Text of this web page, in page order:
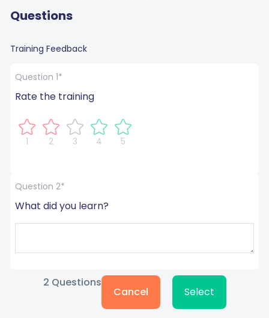
Questions
Training Feedback
Question 1*
Rate the training
1 2 3 4 5
Question 2*
What did you learn?
2 Questions
Cancel Select